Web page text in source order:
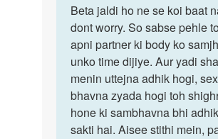
to
Wife
ke
saath
sex
karte
time…
by
Beta
jaldi
ho
ne
se
koi
baat…
Beta jaldi ho ne se koi baat
dont worry. So sabse pehle
apni partner ki body ko
unko time dijiye. Aur yadi
menin uttejna adhik hogi,
bhavna zyada hogi toh
hone ki sambhavna bhi
sakti hai. Aisee stithi mein,